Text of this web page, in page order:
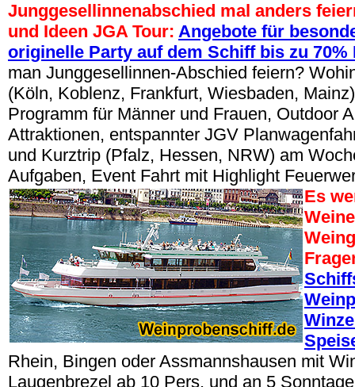
Junggesellinnenabschied mal anders
und Ideen JGA Tour: Angebote für
originelle Party auf dem Schiff bis zu 70%
man Junggesellinnen-Abschied feiern?
(Köln, Koblenz, Frankfurt, Wiesbaden,
Programm für Männer und Frauen, Outdoor
Attraktionen, entspannter JGV
und Kurztrip (Pfalz, Hessen, NRW) am
Aufgaben, Event Fahrt mit Highlight
Es
Rhein, Bingen oder Assmannshausen mit
Laugenbrezel ab 10 Pers. und an 5